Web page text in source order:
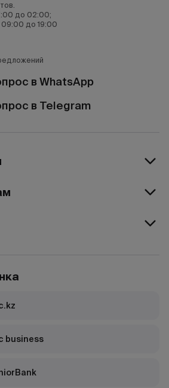
до 02:00;
до 19:00
в WhatsApp
в Telegram
business